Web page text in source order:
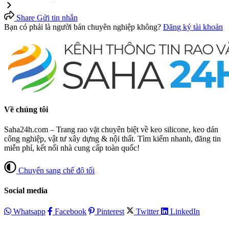
Share Gửi tin nhắn
Bạn có phải là người bán chuyên nghiệp không? Đăng ký tài khoản
Về chúng tôi
Saha24h.com – Trang rao vặt chuyên biệt về keo silicone, keo dán
công nghiệp, vật tư xây dựng & nội thất. Tìm kiếm nhanh, đăng tin
miễn phí, kết nối nhà cung cấp toàn quốc!
Chuyển sang chế độ tối
Social media
Whatsapp Facebook Pinterest Twitter LinkedIn